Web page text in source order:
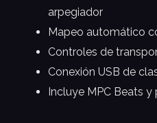
arpegiador
Mapeo automático
Controles de
Conexión USB de
Incluye MPC Beats